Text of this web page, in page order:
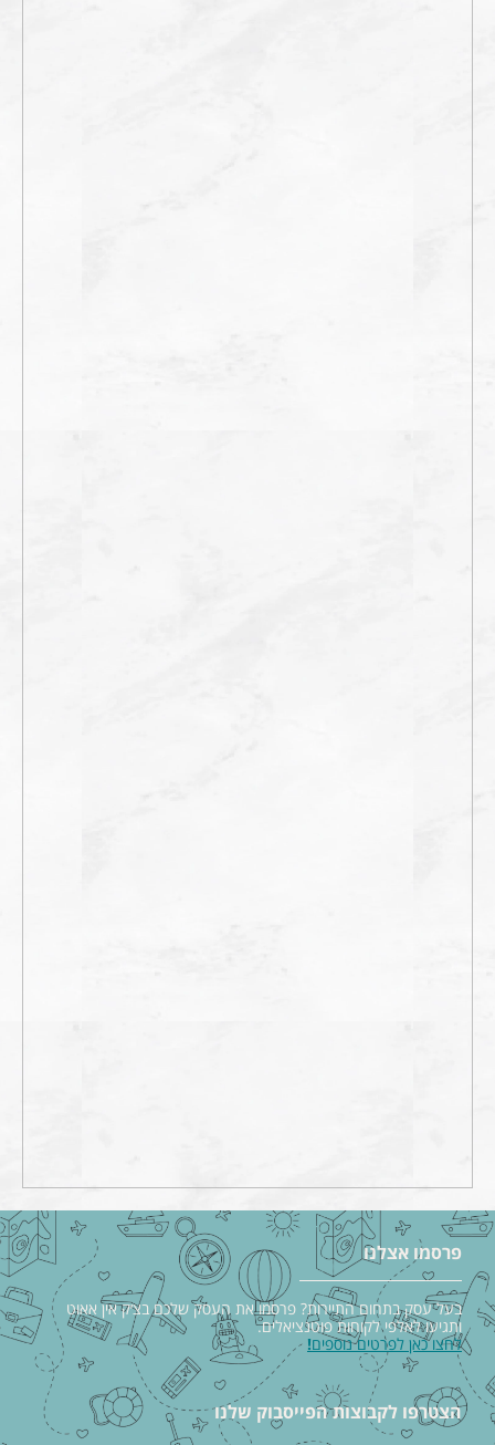
פרסמו אצלנו
בעל עסק בתחום התיירות? פרסמו את העסק שלכם בצ׳ק אין אאוט
ותגיעו לאלפי לקוחות פוטנציאלים.
לחצו כאן לפרטים נוספים!
הצטרפו לקבוצות הפייסבוק שלנו